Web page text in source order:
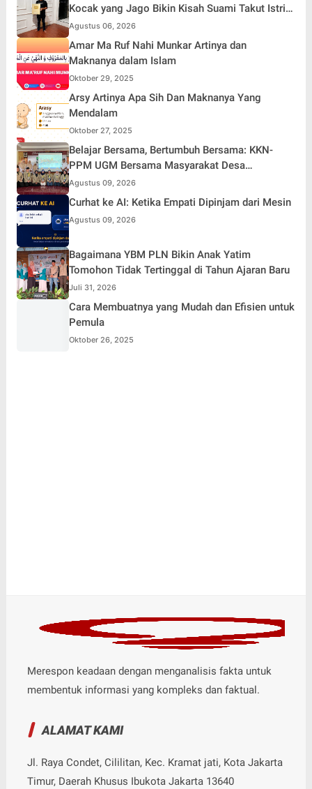
Kocak yang Jago Bikin Kisah Suami Takut Istri
Jadi Hiburan
Agustus 06, 2026
Amar Ma Ruf Nahi Munkar Artinya dan
Maknanya dalam Islam
Oktober 29, 2025
Arsy Artinya Apa Sih Dan Maknanya Yang
Mendalam
Oktober 27, 2025
Belajar Bersama, Bertumbuh Bersama: KKN-
PPM UGM Bersama Masyarakat Desa
Karangduren
Agustus 09, 2026
Curhat ke AI: Ketika Empati Dipinjam dari Mesin
Agustus 09, 2026
Bagaimana YBM PLN Bikin Anak Yatim
Tomohon Tidak Tertinggal di Tahun Ajaran Baru
Juli 31, 2026
Cara Membuatnya yang Mudah dan Efisien untuk
Pemula
Oktober 26, 2025
Merespon keadaan dengan menganalisis fakta untuk
membentuk informasi yang kompleks dan faktual.
ALAMAT KAMI
Jl. Raya Condet, Cililitan, Kec. Kramat jati, Kota Jakarta
Timur, Daerah Khusus Ibukota Jakarta 13640